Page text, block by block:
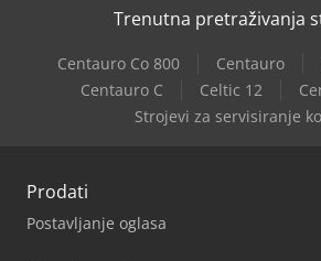
Trenutna pretraživanja
Centauro Co 800 Centauro
Centauro C
Celtic 12
Strojevi za servisiranje
Prodati
Postavljanje oglasa